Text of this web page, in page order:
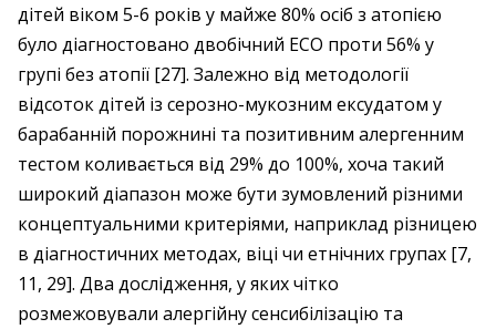
дітей віком 5-6 років у майже 80% осіб з атопією
було діагностовано двобічний ЕСО проти 56% у
групі без атопії [27]. Залежно від методології
відсоток дітей із серозно-мукозним ексудатом у
барабанній порожнині та позитивним алергенним
тестом коливається від 29% до 100%, хоча такий
широкий діапазон може бути зумовлений різними
концептуальними критеріями, наприклад різницею
в діагностичних методах, віці чи етнічних групах [7,
11, 29]. Два дослідження, у яких чітко
розмежовували алергійну сенсибілізацію та